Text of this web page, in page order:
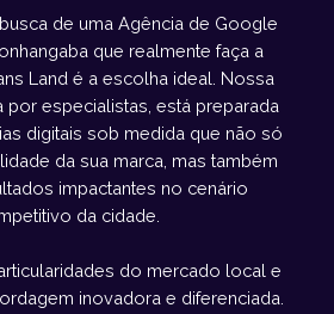
de uma Agência de Google
que realmente faça a
Land é a escolha ideal. Nossa
especialistas, está preparada
digitais sob medida que não só
da sua marca, mas também
impactantes no cenário
da cidade.
do mercado local e
inovadora e diferenciada.